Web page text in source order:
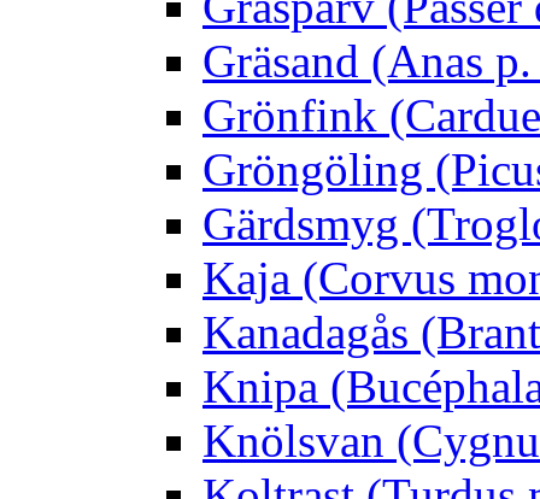
Gräsand (Anas
Grönfink
Gröngöling
Gärdsmyg
Kaja (Corvus
Kanadagås
Knipa
Knölsvan